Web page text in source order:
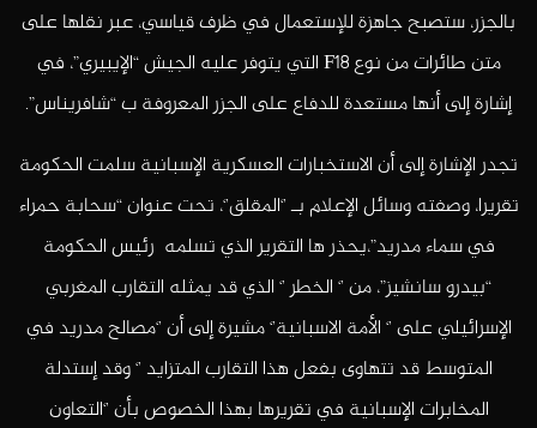
بالجزر، ستصبح جاهزة للإستعمال في ظرف قياسي، عبر نقلها على
متن طائرات من نوع F18 التي يتوفر عليه الجيش “الإيبيري”، في
إشارة إلى أنها مستعدة للدفاع على الجزر المعروفة ب “شافريناس”.
تجدر الإشارة إلى أن الاستخبارات العسكرية الإسبانية سلمت الحكومة
تقريرا، وصفته وسائل الإعلام بـ ’‘المقلق’‘، تحت عنوان “سحابة حمراء
في سماء مدريد”،يحذر ها التقرير الذي تسلمه رئيس الحكومة
“بيدرو سانشيز”، من ’‘ الخطر ’‘ الذي قد يمثله التقارب المغربي
الإسرائيلي على ’‘ الأمة الاسبانية’‘ مشيرة إلى أن ’‘مصالح مدريد في
المتوسط قد تتهاوى بفعل هذا التقارب المتزايد ’‘ وقد إستدلة
المخابرات الإسبانية في تقريرها بهذا الخصوص بأن ’‘التعاون